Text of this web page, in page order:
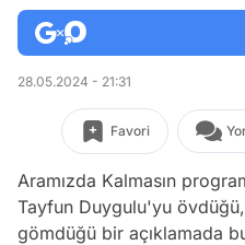
28.05.2024 - 21:31
Favori
Aramızda Kalmasın
Tayfun Duygulu'yu övdüğü,
gömdüğü bir açıklamada